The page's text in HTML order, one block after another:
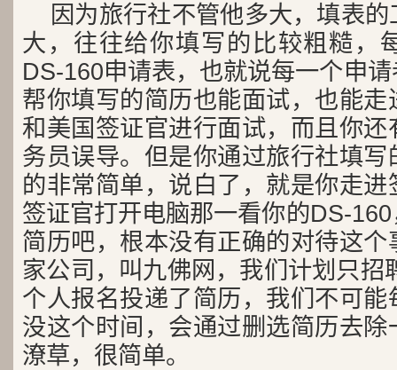
因为旅行社不管他多大，填表
大，往往给你填写的比较粗糙，
DS-160申请表，也就说每一个申
帮你填写的简历也能面试，也能
和美国签证官进行面试，而且你
务员误导。但是你通过旅行社填
的非常简单，说白了，就是你走
签证官打开电脑那一看你的DS-
简历吧，根本没有正确的对待这
家公司，叫九佛网，我们计划只招
个人报名投递了简历，我们不可
没这个时间，会通过删选简历去
潦草，很简单。